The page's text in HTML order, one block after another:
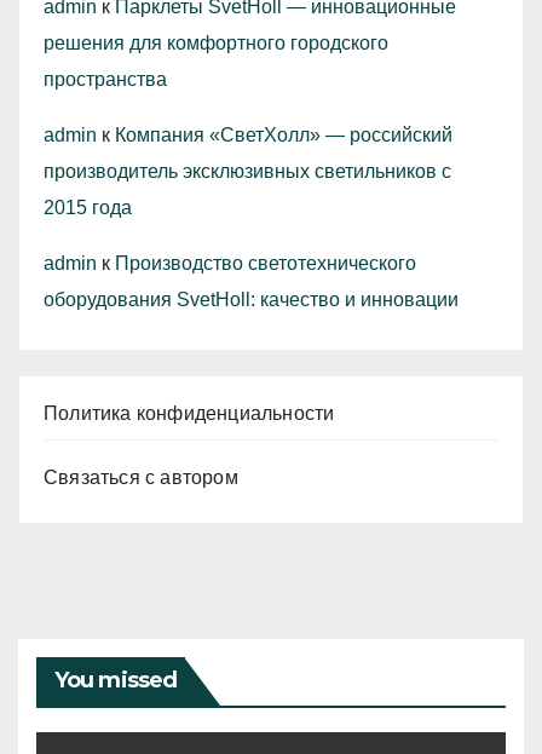
admin к Парклеты SvetHoll — инновационные
решения для комфортного городского
пространства
admin к Компания «СветХолл» — российский
производитель эксклюзивных светильников с
2015 года
admin к Производство светотехнического
оборудования SvetHoll: качество и инновации
Политика конфиденциальности
Связаться с автором
You missed